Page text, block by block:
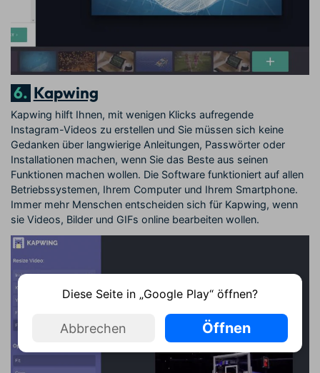
6. Kapwing
Kapwing hilft Ihnen, mit wenigen Klicks aufregende
Instagram-Videos zu erstellen und Sie müssen sich keine
Gedanken über langwierige Anleitungen, Passwörter oder
Installationen machen, wenn Sie das Beste aus seinen
Funktionen machen wollen. Die Software funktioniert auf allen
Betriebssystemen, Ihrem Computer und Ihrem Smartphone.
Immer mehr Menschen entscheiden sich für Kapwing, wenn
sie Videos, Bilder und GIFs online bearbeiten wollen.
Diese Seite in „Google Play“ öffnen?
Abbrechen Öffnen